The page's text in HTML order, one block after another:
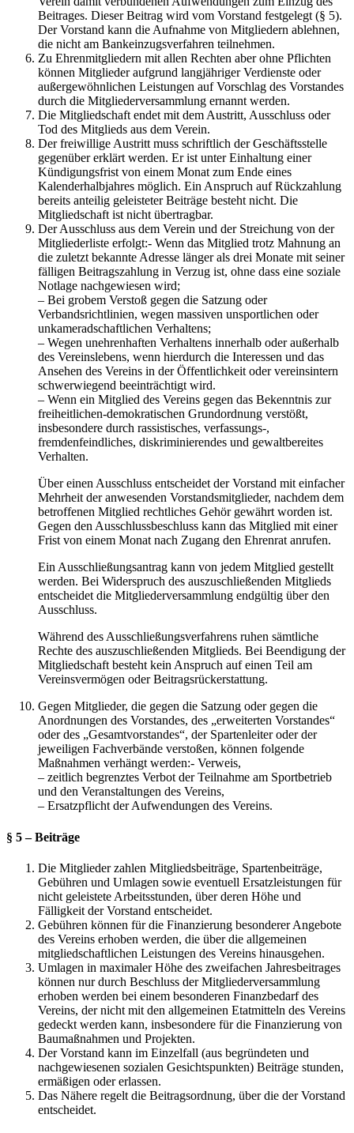
Beitrages. Dieser Beitrag wird vom Vorstand festgelegt (§ 5).
Der Vorstand kann die Aufnahme von Mitgliedern ablehnen,
die nicht am Bankeinzugsverfahren teilnehmen.
Zu Ehrenmitgliedern mit allen Rechten aber ohne Pflichten
können Mitglieder aufgrund langjähriger Verdienste oder
außergewöhnlichen Leistungen auf Vorschlag des Vorstandes
durch die Mitgliederversammlung ernannt werden.
Die Mitgliedschaft endet mit dem Austritt, Ausschluss oder
Tod des Mitglieds aus dem Verein.
Der freiwillige Austritt muss schriftlich der Geschäftsstelle
gegenüber erklärt werden. Er ist unter Einhaltung einer
Kündigungsfrist von einem Monat zum Ende eines
Kalenderhalbjahres möglich. Ein Anspruch auf Rückzahlung
bereits anteilig geleisteter Beiträge besteht nicht. Die
Mitgliedschaft ist nicht übertragbar.
Der Ausschluss aus dem Verein und der Streichung von der
Mitgliederliste erfolgt:- Wenn das Mitglied trotz Mahnung an
die zuletzt bekannte Adresse länger als drei Monate mit seiner
fälligen Beitragszahlung in Verzug ist, ohne dass eine soziale
Notlage nachgewiesen wird;
– Bei grobem Verstoß gegen die Satzung oder
Verbandsrichtlinien, wegen massiven unsportlichen oder
unkameradschaftlichen Verhaltens;
– Wegen unehrenhaften Verhaltens innerhalb oder außerhalb
des Vereinslebens, wenn hierdurch die Interessen und das
Ansehen des Vereins in der Öffentlichkeit oder vereinsintern
schwerwiegend beeinträchtigt wird.
– Wenn ein Mitglied des Vereins gegen das Bekenntnis zur
freiheitlichen-demokratischen Grundordnung verstößt,
insbesondere durch rassistisches, verfassungs-,
fremdenfeindliches, diskriminierendes und gewaltbereites
Verhalten.
Über einen Ausschluss entscheidet der Vorstand mit einfacher
Mehrheit der anwesenden Vorstandsmitglieder, nachdem dem
betroffenen Mitglied rechtliches Gehör gewährt worden ist.
Gegen den Ausschlussbeschluss kann das Mitglied mit einer
Frist von einem Monat nach Zugang den Ehrenrat anrufen.
Ein Ausschließungsantrag kann von jedem Mitglied gestellt
werden. Bei Widerspruch des auszuschließenden Mitglieds
entscheidet die Mitgliederversammlung endgültig über den
Ausschluss.
Während des Ausschließungsverfahrens ruhen sämtliche
Rechte des auszuschließenden Mitglieds. Bei Beendigung der
Mitgliedschaft besteht kein Anspruch auf einen Teil am
Vereinsvermögen oder Beitragsrückerstattung.
Gegen Mitglieder, die gegen die Satzung oder gegen die
Anordnungen des Vorstandes, des „erweiterten Vorstandes“
oder des „Gesamtvorstandes“, der Spartenleiter oder der
jeweiligen Fachverbände verstoßen, können folgende
Maßnahmen verhängt werden:- Verweis,
– zeitlich begrenztes Verbot der Teilnahme am Sportbetrieb
und den Veranstaltungen des Vereins,
– Ersatzpflicht der Aufwendungen des Vereins.
§ 5 – Beiträge
Die Mitglieder zahlen Mitgliedsbeiträge, Spartenbeiträge,
Gebühren und Umlagen sowie eventuell Ersatzleistungen für
nicht geleistete Arbeitsstunden, über deren Höhe und
Fälligkeit der Vorstand entscheidet.
Gebühren können für die Finanzierung besonderer Angebote
des Vereins erhoben werden, die über die allgemeinen
mitgliedschaftlichen Leistungen des Vereins hinausgehen.
Umlagen in maximaler Höhe des zweifachen Jahresbeitrages
können nur durch Beschluss der Mitgliederversammlung
erhoben werden bei einem besonderen Finanzbedarf des
Vereins, der nicht mit den allgemeinen Etatmitteln des Vereins
gedeckt werden kann, insbesondere für die Finanzierung von
Baumaßnahmen und Projekten.
Der Vorstand kann im Einzelfall (aus begründeten und
nachgewiesenen sozialen Gesichtspunkten) Beiträge stunden,
ermäßigen oder erlassen.
Das Nähere regelt die Beitragsordnung, über die der Vorstand
entscheidet.